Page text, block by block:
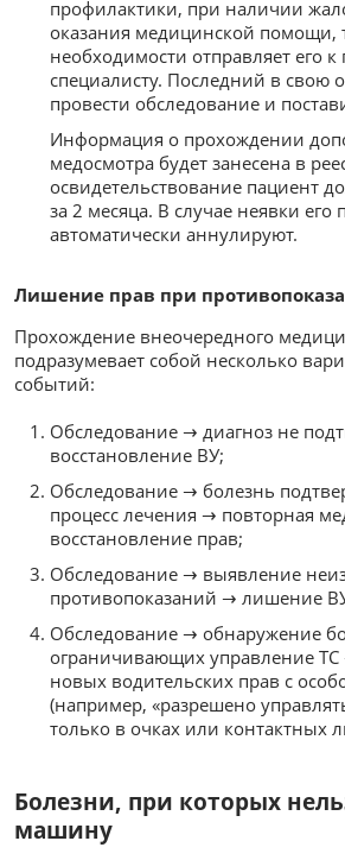
профилактики, при наличии
оказания медицинской помощи,
необходимости отправляет его
специалисту. Последний в свою
провести обследование и
Информация о прохождении
медосмотра будет занесена в
освидетельствование пациент
за 2 месяца. В случае неявки его
автоматически аннулируют.
Лишение прав при
Прохождение внеочередного
подразумевает собой несколько
событий:
Обследование → диагноз не
восстановление ВУ;
Обследование → болезнь
процесс лечения → повторная
восстановление прав;
Обследование → выявление
противопоказаний → лишение
Обследование → обнаружение
ограничивающих управление
новых водительских прав с
(например, «разрешено
только в очках или контактных
Болезни, при которых
машину